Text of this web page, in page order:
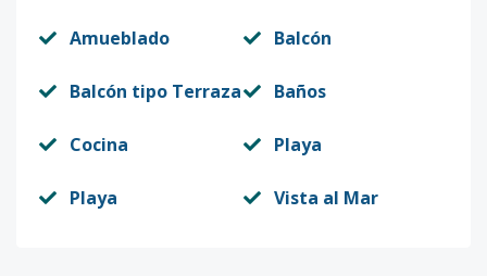
Amueblado Balcón
Balcón tipo Terraza Baños
Cocina Playa
Playa Vista al Mar